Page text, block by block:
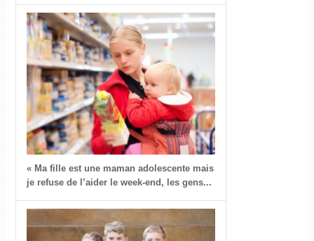
« Ma fille est une maman adolescente mais
je refuse de l’aider le week-end, les gens...